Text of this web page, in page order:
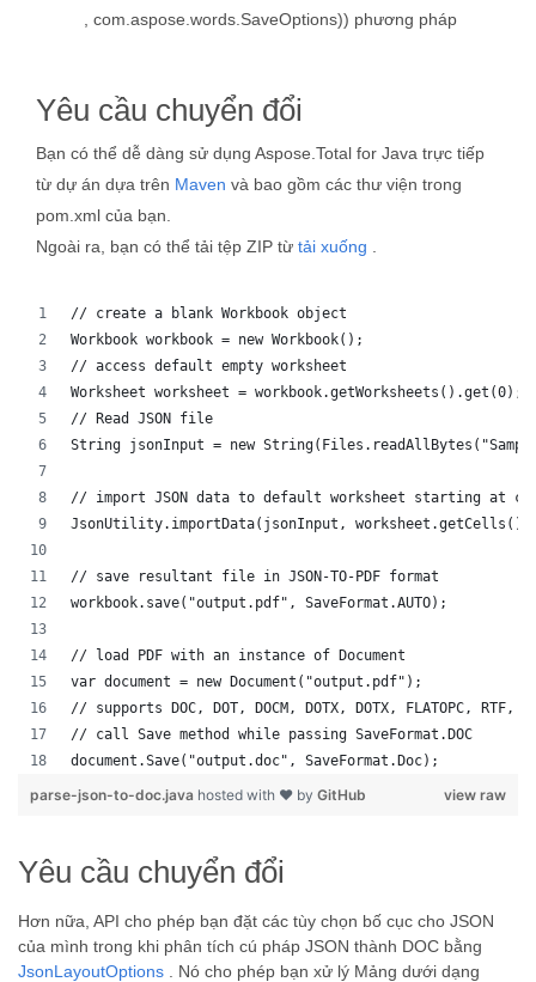
, com.aspose.words.SaveOptions)) phương pháp
Yêu cầu chuyển đổi
Bạn có thể dễ dàng sử dụng Aspose.Total for Java trực tiếp
từ dự án dựa trên Maven và bao gồm các thư viện trong
pom.xml của bạn.
Ngoài ra, bạn có thể tải tệp ZIP từ tải xuống
// create a blank Workbook object
Workbook workbook = new Workbook();
// access default empty worksheet
Worksheet worksheet = workbook.getWorksheets().get(0);
// Read JSON file
String jsonInput = new
// import JSON data to default worksheet starting at
JsonUtility.importData(jsonInput, worksheet.getCells(),
// save resultant file in JSON-TO-PDF format
workbook.save("output.pdf", SaveFormat.AUTO);
// load PDF with an instance of Document
var document = new Document("output.pdf");
// supports DOC, DOT, DOCM, DOTX, DOTX, FLATOPC,
// call Save method while passing SaveFormat.DOC
document.Save("output.doc", SaveFormat.Doc);
view raw
parse-json-to-doc.java hosted with ❤ by GitHub
Yêu cầu chuyển đổi
Hơn nữa, API cho phép bạn đặt các tùy chọn bố cục cho JSON
của mình trong khi phân tích cú pháp JSON thành DOC bằng
JsonLayoutOptions . Nó cho phép bạn xử lý Mảng dưới dạng